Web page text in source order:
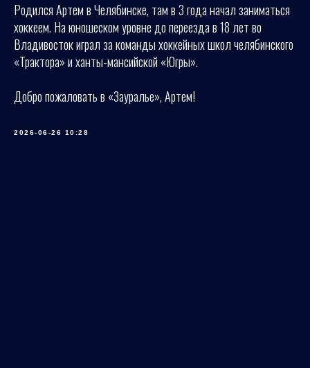
Родился Артем в Челябинске, там в 3 года начал заниматься
хоккеем. На юношеском уровне до переезда в 18 лет во
Владивосток играл за команды хоккейных школ челябинского
«Трактора» и ханты-мансийской «Югры».
Добро пожаловать в «Зауралье», Артем!
2026-06-26 10:28